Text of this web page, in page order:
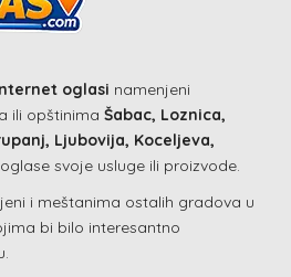
oglasi namenjeni
ili opštinima Šabac, Loznica,
Ljubovija, Koceljeva,
svoje usluge ili proizvode.
i meštanima ostalih gradova u
bi bilo interesantno